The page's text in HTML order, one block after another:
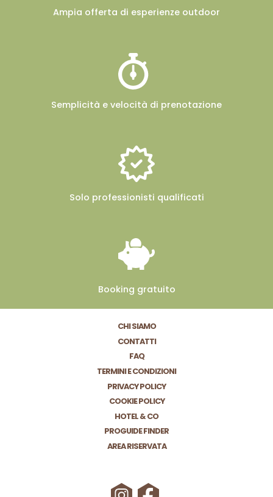
Ampia offerta di esperienze outdoor
Semplicità e velocità di prenotazione
Solo professionisti qualificati
Booking gratuito
CHI SIAMO
CONTATTI
FAQ
TERMINI E CONDIZIONI
PRIVACY POLICY
COOKIE POLICY
HOTEL & CO
PROGUIDE FINDER
AREA RISERVATA